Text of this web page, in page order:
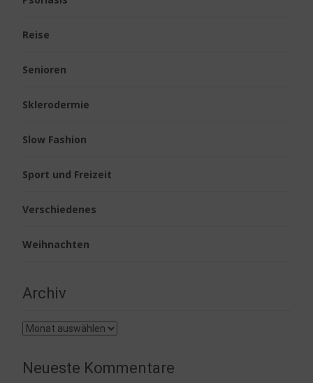
Reise
Senioren
Sklerodermie
Slow Fashion
Sport und Freizeit
Verschiedenes
Weihnachten
Archiv
Archiv
Neueste Kommentare